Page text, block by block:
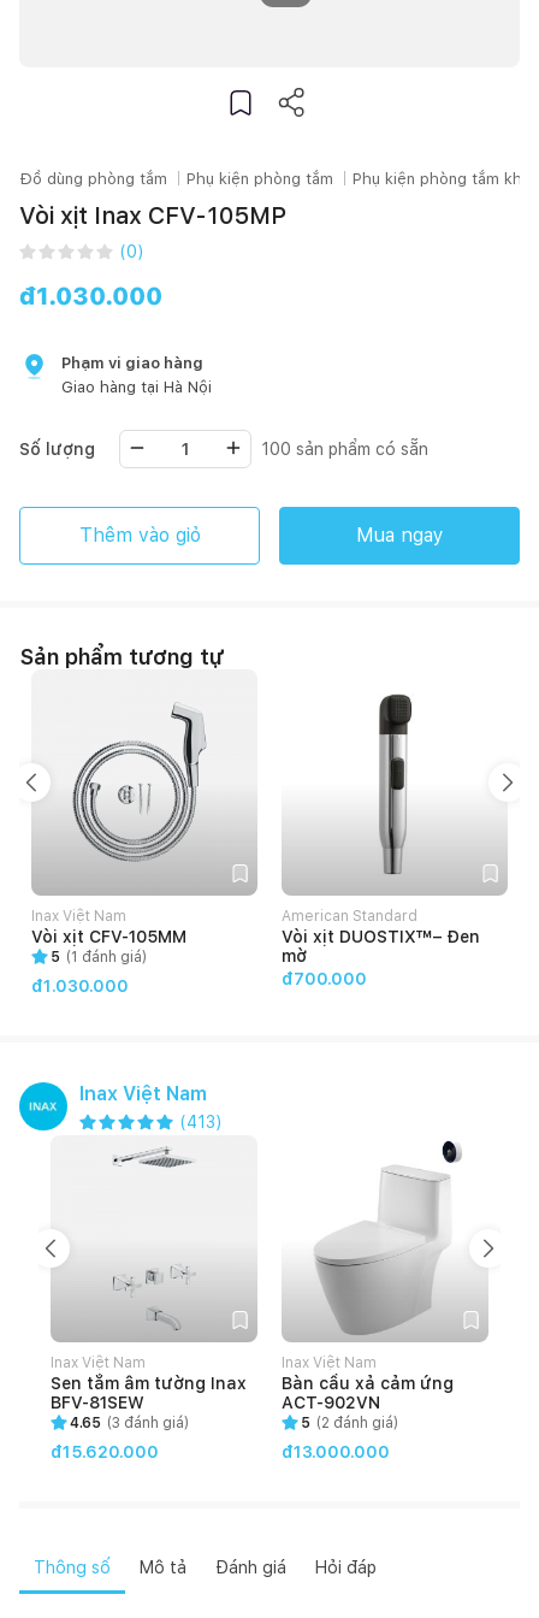
Đồ dùng phòng tắm Phụ kiện phòng tắm Phụ kiện phòng tắm khác
Vòi xịt Inax CFV-105MP
(0)
đ1.030.000
Phạm vi giao hàng
Giao hàng tại Hà Nội
Số lượng 100 sản phẩm có sẵn
Thêm vào giỏ Mua ngay
Sản phẩm tương tự
Inax Việt Nam
Vòi xịt CFV-105MM
5 (1 đánh giá)
đ1.030.000
American Standard
Vòi xịt DUOSTIX™– Đen
mờ
đ700.000
Inax Việt Nam
(413)
Inax Việt Nam
Sen tắm âm tường Inax
BFV-81SEW
4.65 (3 đánh giá)
đ15.620.000
Inax Việt Nam
Bàn cầu xả cảm ứng
ACT-902VN
5 (2 đánh giá)
đ13.000.000
Thông số Mô tả Đánh giá Hỏi đáp